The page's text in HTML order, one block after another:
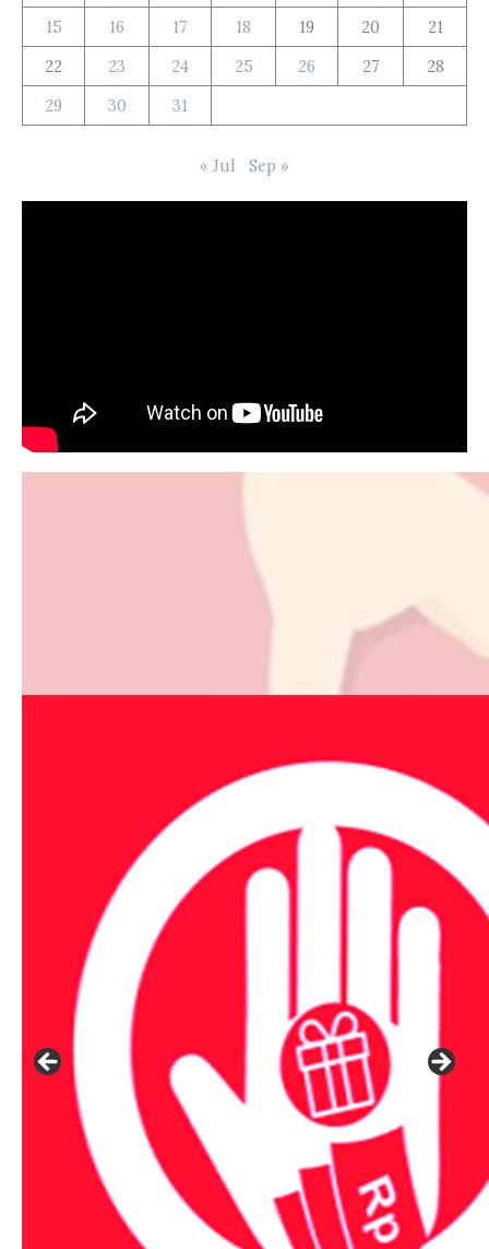
15
16 17 18 19 20
21
22
23 24 25 26 27
28
29
30 31
« Jul Sep »